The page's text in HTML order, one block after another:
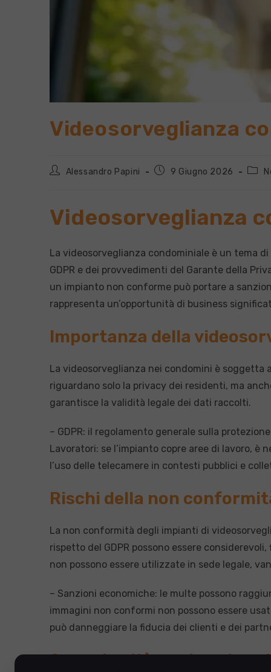
Videosorveglianza
AutoreAlessandro Papini
Articolo9 Giugno 2026
Videosorveglianza
La videosorveglianza condominiale è un tema
GDPR e dei provvedimenti del Garante della
un impianto non conforme può portare a
rappresenta un’opportunità di business
Importanza della
La videosorveglianza nei condomini è
riguardano solo la privacy dei residenti, ma
garantisce la validità legale dei dati raccolti.
– GDPR: il regolamento generale sulla
Lavoratori: se l’impianto copre aree di lavoro,
l’uso delle telecamere in contesti pubblici e
Rischi della non
La non conformità degli impianti di
rispetto del GDPR possono essere
non possono essere utilizzate in sede legale,
– Sanzioni economiche: le multe possono
immagini non conformi non possono essere
può danneggiare la fiducia dei clienti e dei
Opportunità per i partner